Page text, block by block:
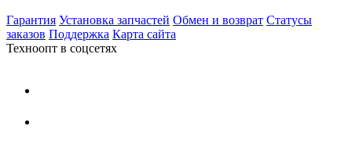
Гарантия Установка запчастей Обмен и возврат Статусы
заказов Поддержка Карта сайта
Техноопт в соцсетях